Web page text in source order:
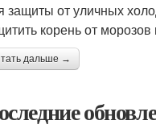
защиты от уличных
корень от
дальше →